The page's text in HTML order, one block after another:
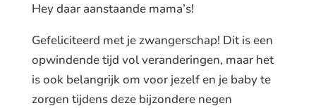
Hey daar aanstaande mama’s!
Gefeliciteerd met je zwangerschap! Dit is een
opwindende tijd vol veranderingen, maar het
is ook belangrijk om voor jezelf en je baby te
zorgen tijdens deze bijzondere negen